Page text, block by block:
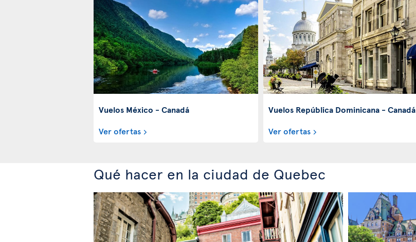
Vuelos México - Canadá
Ver ofertas
Vuelos República Dominicana - Canadá
Ver ofertas
Qué hacer en la ciudad de Quebec